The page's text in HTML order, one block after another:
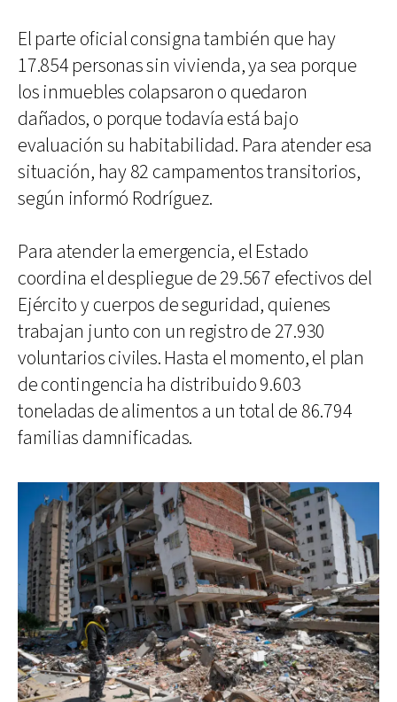
El parte oficial consigna también que hay
17.854 personas sin vivienda, ya sea porque
los inmuebles colapsaron o quedaron
dañados, o porque todavía está bajo
evaluación su habitabilidad. Para atender esa
situación, hay 82 campamentos transitorios,
según informó Rodríguez.
Para atender la emergencia, el Estado
coordina el despliegue de 29.567 efectivos del
Ejército y cuerpos de seguridad, quienes
trabajan junto con un registro de 27.930
voluntarios civiles. Hasta el momento, el plan
de contingencia ha distribuido 9.603
toneladas de alimentos a un total de 86.794
familias damnificadas.